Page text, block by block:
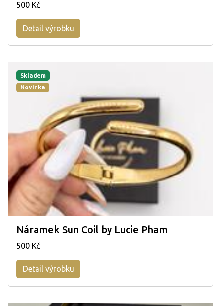
500 Kč
Detail výrobku
Skladem
Novinka
Náramek Sun Coil by Lucie Pham
500 Kč
Detail výrobku